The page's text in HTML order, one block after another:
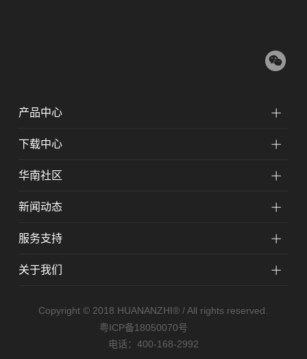
产品中心
下载中心
华南社区
新闻动态
服务支持
关于我们
Copyright © 2018 HUANANZHI® / All rights reserved.
粤ICP备18050070号
电话：400-168-2992